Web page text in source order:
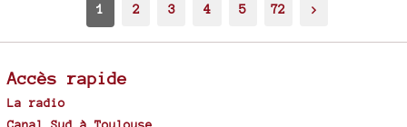
1 2 3 4 5 72 >
Accès rapide
La radio